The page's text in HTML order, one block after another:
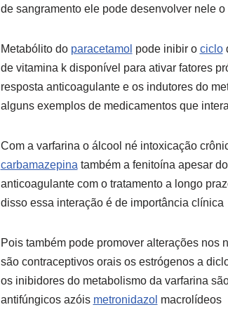
de sangramento ele pode desenvolver nele o
Metabólito do paracetamol pode inibir o ciclo
de vitamina k disponível para ativar fatores
resposta anticoagulante e os indutores do
alguns exemplos de medicamentos que
Com a varfarina o álcool né intoxicação
carbamazepina também a fenitoína apesar
anticoagulante com o tratamento a longo
disso essa interação é de importância clínica
Pois também pode promover alterações nos
são contraceptivos orais os estrógenos a
os inibidores do metabolismo da varfarina
antifúngicos azóis metronidazol macrolídeos